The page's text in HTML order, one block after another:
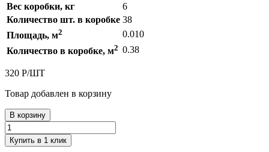
Вес коробки, кг
6
Количество шт. в коробке 38
Площадь, м2
0.010
Количество в коробке, м2 0.38
320 Р/ШТ
Товар добавлен в корзину
В корзину
Купить в 1 клик